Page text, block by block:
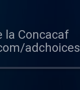
la Concacaf
adchoices